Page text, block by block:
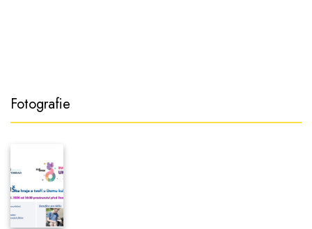
Fotografie